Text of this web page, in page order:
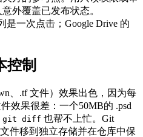
外覆盖已发布状态。
是一次点击；Google Drive 的
控制
、.tf 文件）效果出色，因为每
效果很差：一个50MB的 .psd
git diff 也帮不上忙。Git
件移到独立存储并在仓库中保